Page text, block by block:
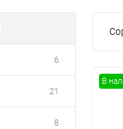
Сварочное
6
21
8
В